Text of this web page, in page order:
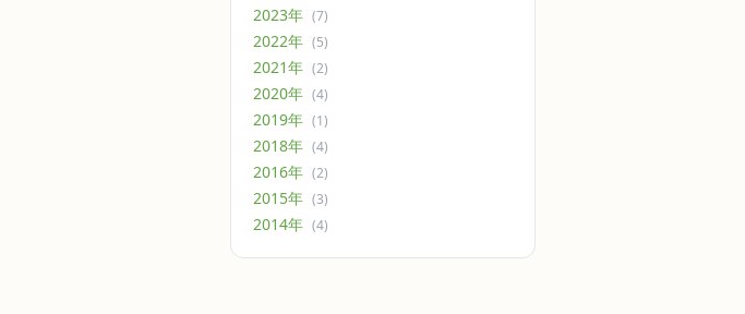
2023年 (7)
2022年 (5)
2021年 (2)
2020年 (4)
2019年 (1)
2018年 (4)
2016年 (2)
2015年 (3)
2014年 (4)